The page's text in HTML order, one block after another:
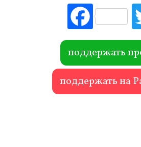
Fac
ebo
ok
поддержать
поддержать на